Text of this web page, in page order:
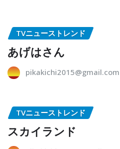
TVニューストレンド
あげはさん
pikakichi2015@gmail.com
TVニューストレンド
スカイランド